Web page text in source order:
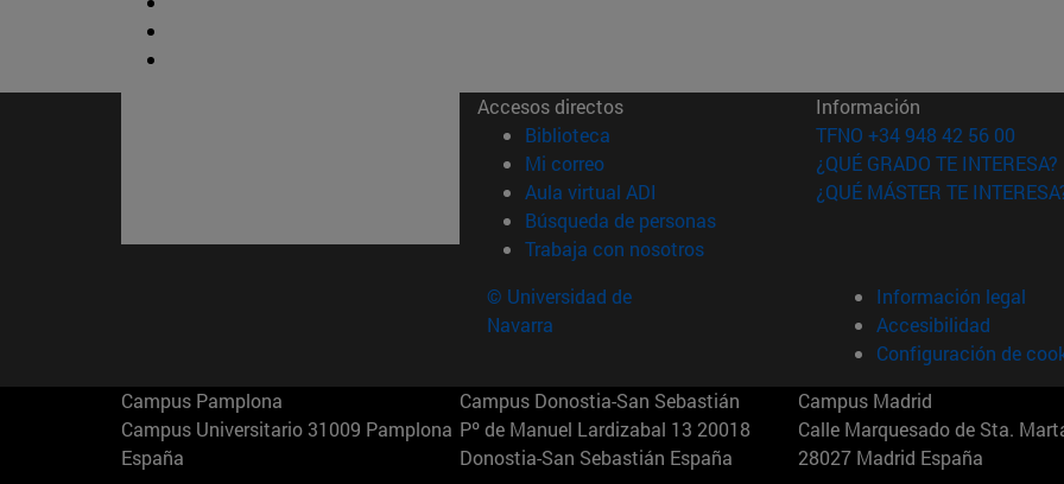
Accesos directos
Biblioteca (abre en nueva ventana)
Mi correo(abre en nueva ventana)
Aula virtual ADI (abre en nueva ventana)
Búsqueda de personas(abre en nueva ventana)
Trabaja con nosotros(abre en nueva ventana)
Información
TFNO +34 948 42 56 00
¿QUÉ GRADO TE INTERESA?
¿QUÉ MÁSTER TE
© Universidad de
Navarra
Información legal
Accesibilidad
Configuración de
Campus Pamplona
Campus Universitario 31009 Pamplona
España
Campus Donostia-San Sebastián
Pº de Manuel Lardizabal 13 20018
Donostia-San Sebastián España
Campus Madrid
Calle Marquesado de Sta.
28027 Madrid España